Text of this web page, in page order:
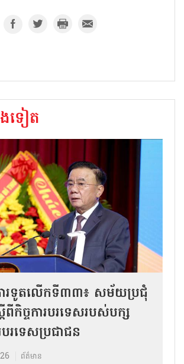
ងទៀត
រទូតលើកទី៣៣៖ សម័យប្រជុំ
ពីកិច្ច​ការបរទេសរបស់​បក្ស
បរទេសប្រជាជន
ព័ត៌មាន